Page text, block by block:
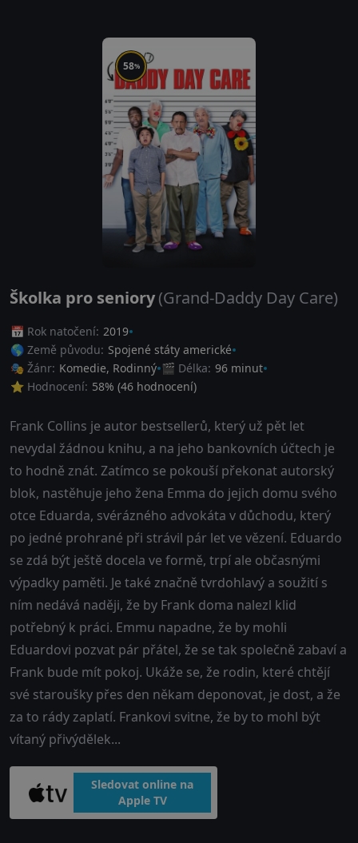
58%
Školka pro seniory(Grand-Daddy Day Care)
📅 Rok natočení: 2019
🌎 Země původu: Spojené státy americké
🎭 Žánr: Komedie, Rodinný 🎬 Délka: 96 minut
⭐ Hodnocení: 58% (46 hodnocení)
Frank Collins je autor bestsellerů, který už pět let
nevydal žádnou knihu, a na jeho bankovních účtech je
to hodně znát. Zatímco se pokouší překonat autorský
blok, nastěhuje jeho žena Emma do jejich domu svého
otce Eduarda, svérázného advokáta v důchodu, který
po jedné prohrané při strávil pár let ve vězení. Eduardo
se zdá být ještě docela ve formě, trpí ale občasnými
výpadky paměti. Je také značně tvrdohlavý a soužití s
ním nedává naději, že by Frank doma nalezl klid
potřebný k práci. Emmu napadne, že by mohli
Eduardovi pozvat pár přátel, že se tak společně zabaví a
Frank bude mít pokoj. Ukáže se, že rodin, které chtějí
své staroušky přes den někam deponovat, je dost, a že
za to rády zaplatí. Frankovi svitne, že by to mohl být
vítaný přivýdělek...
Sledovat online na
Apple TV